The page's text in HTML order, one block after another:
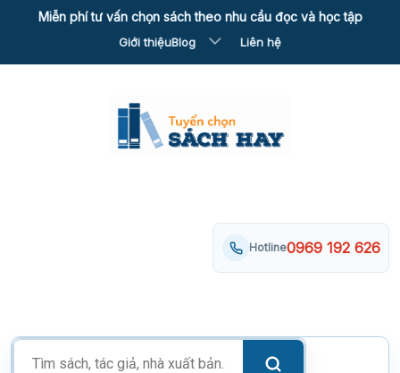
Miễn phí tư vấn chọn sách theo nhu cầu đọc và học tập
Giới thiệuBlog Liên hệ
Tìm
kiếm
Hotline0969 192 626